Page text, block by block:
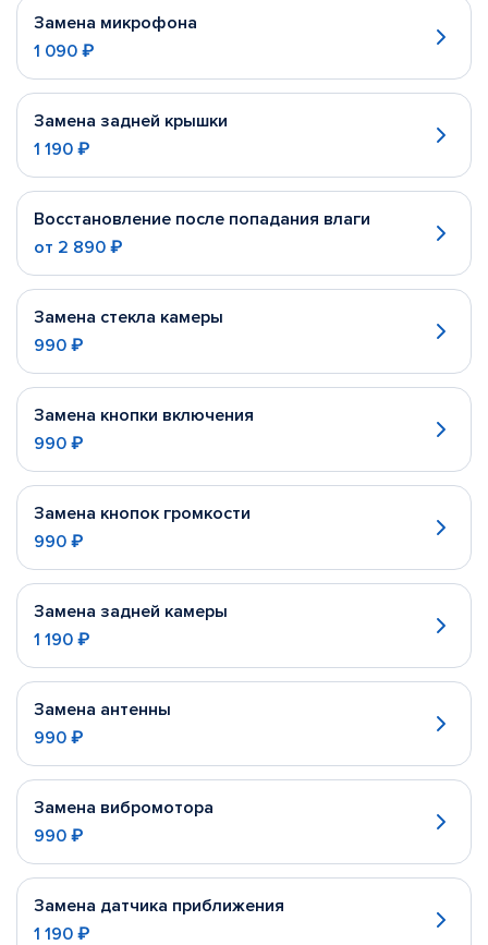
Замена микрофона
1 090 ₽
Замена задней крышки
1 190 ₽
Восстановление после попадания влаги
от 2 890 ₽
Замена стекла камеры
990 ₽
Замена кнопки включения
990 ₽
Замена кнопок громкости
990 ₽
Замена задней камеры
1 190 ₽
Замена антенны
990 ₽
Замена вибромотора
990 ₽
Замена датчика приближения
1 190 ₽